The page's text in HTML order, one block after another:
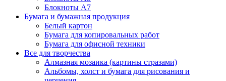
Блокноты А7
Бумага и бумажная продукция
Белый картон
Бумага для копировальных работ
Бумага для офисной техники
Все для творчества
Алмазная мозаика (картины стразами)
Альбомы, холст и бумага для рисования и